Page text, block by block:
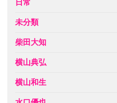
日常
未分類
柴田大知
横山典弘
横山和生